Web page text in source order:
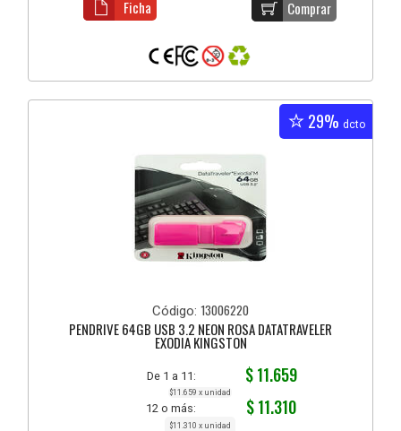
Comprar
Ficha
29% dcto
Código: 13006220
PENDRIVE 64GB USB 3.2 NEON ROSA DATATRAVELER
EXODIA KINGSTON
De 1 a 11: $ 11.659
$11.659 x unidad
12 o más: $ 11.310
$11.310 x unidad